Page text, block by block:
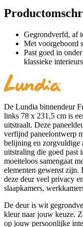
Gegrondverfd, af
Met voorgeboord
Past goed in
klassieke interieurs
De Lundia binnendeur
links 78 x 231,5 cm is
uitstraalt. Deze
verfijnd paneelontwerp
belijning en zorgvuldige
uitstraling die goed past
moeiteloos samengaat
elementen gewenst
deze deur veel privacy
slaapkamers,
De deur is wit
kleur naar jouw keuze.
op jouw persoonlijke